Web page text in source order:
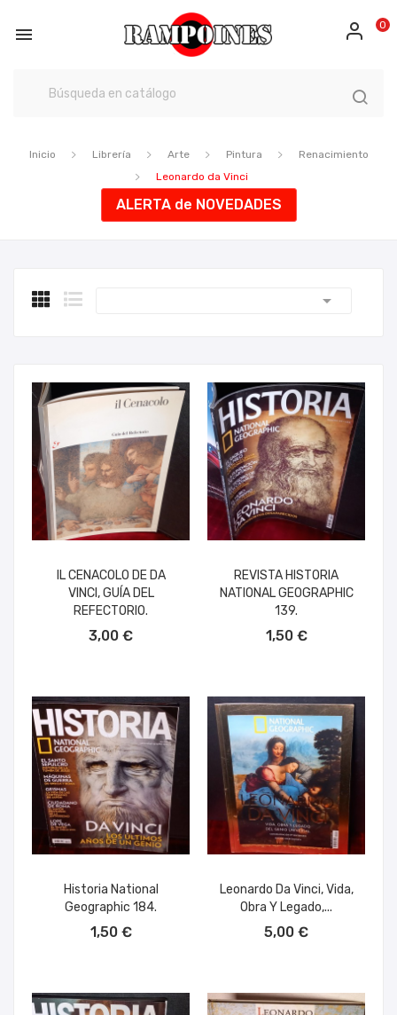
 0
Inicio Librería Arte Pintura
Renacimiento
Leonardo da Vinci
ALERTA de NOVEDADES

IL CENACOLO DE DA
VINCI, GUÍA DEL
REFECTORIO.
3,00 €
REVISTA HISTORIA
NATIONAL GEOGRAPHIC
139.
1,50 €
Historia National
Geographic 184.
1,50 €
Leonardo Da Vinci, Vida,
Obra Y Legado,...
5,00 €